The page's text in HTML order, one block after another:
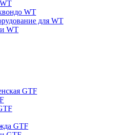
WT
для WT
WT
GTF
GTF